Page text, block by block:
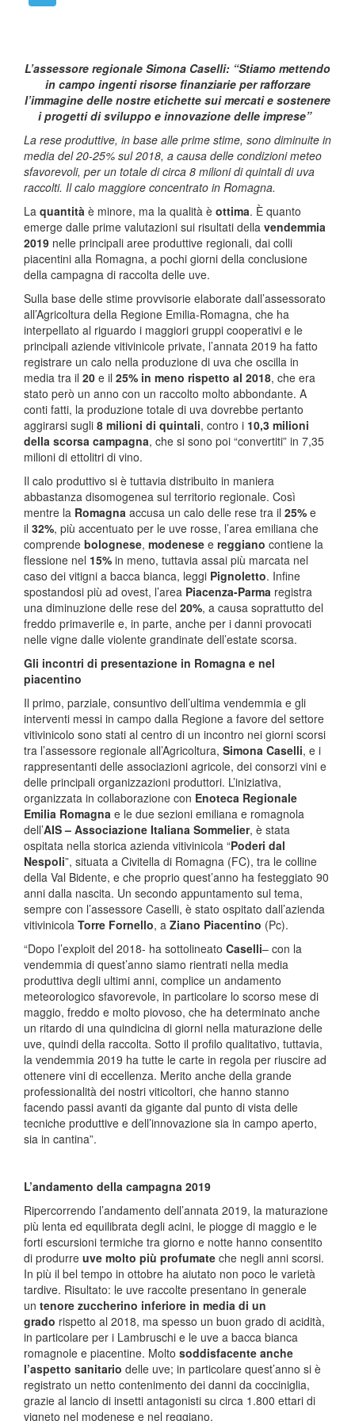
L’assessore regionale Simona Caselli: “Stiamo mettendo
in campo ingenti risorse finanziarie per rafforzare
l’immagine delle nostre etichette sui mercati e sostenere
i progetti di sviluppo e innovazione delle imprese”
La rese produttive, in base alle prime stime, sono diminuite in
media del 20-25% sul 2018, a causa delle condizioni meteo
sfavorevoli, per un totale di circa 8 milioni di quintali di uva
raccolti. Il calo maggiore concentrato in Romagna.
La quantità è minore, ma la qualità è ottima. È quanto
emerge dalle prime valutazioni sui risultati della vendemmia
2019 nelle principali aree produttive regionali, dai colli
piacentini alla Romagna, a pochi giorni della conclusione
della campagna di raccolta delle uve.
Sulla base delle stime provvisorie elaborate dall’assessorato
all’Agricoltura della Regione Emilia-Romagna, che ha
interpellato al riguardo i maggiori gruppi cooperativi e le
principali aziende vitivinicole private, l’annata 2019 ha fatto
registrare un calo nella produzione di uva che oscilla in
media tra il 20 e il 25% in meno rispetto al 2018, che era
stato però un anno con un raccolto molto abbondante. A
conti fatti, la produzione totale di uva dovrebbe pertanto
aggirarsi sugli 8 milioni di quintali, contro i 10,3 milioni
della scorsa campagna, che si sono poi “convertiti” in 7,35
milioni di ettolitri di vino.
Il calo produttivo si è tuttavia distribuito in maniera
abbastanza disomogenea sul territorio regionale. Così
mentre la Romagna accusa un calo delle rese tra il 25% e
il 32%, più accentuato per le uve rosse, l’area emiliana che
comprende bolognese, modenese e reggiano contiene la
flessione nel 15% in meno, tuttavia assai più marcata nel
caso dei vitigni a bacca bianca, leggi Pignoletto. Infine
spostandosi più ad ovest, l’area Piacenza-Parma registra
una diminuzione delle rese del 20%, a causa soprattutto del
freddo primaverile e, in parte, anche per i danni provocati
nelle vigne dalle violente grandinate dell’estate scorsa.
Gli incontri di presentazione in Romagna e nel
piacentino
Il primo, parziale, consuntivo dell’ultima vendemmia e gli
interventi messi in campo dalla Regione a favore del settore
vitivinicolo sono stati al centro di un incontro nei giorni scorsi
tra l’assessore regionale all’Agricoltura, Simona Caselli, e i
rappresentanti delle associazioni agricole, dei consorzi vini e
delle principali organizzazioni produttori. L’iniziativa,
organizzata in collaborazione con Enoteca Regionale
Emilia Romagna e le due sezioni emiliana e romagnola
dell’AIS – Associazione Italiana Sommelier, è stata
ospitata nella storica azienda vitivinicola “Poderi dal
Nespoli”, situata a Civitella di Romagna (FC), tra le colline
della Val Bidente, e che proprio quest’anno ha festeggiato 90
anni dalla nascita. Un secondo appuntamento sul tema,
sempre con l’assessore Caselli, è stato ospitato dall’azienda
vitivinicola Torre Fornello, a Ziano Piacentino (Pc).
“Dopo l’exploit del 2018- ha sottolineato Caselli– con la
vendemmia di quest’anno siamo rientrati nella media
produttiva degli ultimi anni, complice un andamento
meteorologico sfavorevole, in particolare lo scorso mese di
maggio, freddo e molto piovoso, che ha determinato anche
un ritardo di una quindicina di giorni nella maturazione delle
uve, quindi della raccolta. Sotto il profilo qualitativo, tuttavia,
la vendemmia 2019 ha tutte le carte in regola per riuscire ad
ottenere vini di eccellenza. Merito anche della grande
professionalità dei nostri viticoltori, che hanno stanno
facendo passi avanti da gigante dal punto di vista delle
tecniche produttive e dell’innovazione sia in campo aperto,
sia in cantina”.
L’andamento della campagna 2019
Ripercorrendo l’andamento dell’annata 2019, la maturazione
più lenta ed equilibrata degli acini, le piogge di maggio e le
forti escursioni termiche tra giorno e notte hanno consentito
di produrre uve molto più profumate che negli anni scorsi.
In più il bel tempo in ottobre ha aiutato non poco le varietà
tardive. Risultato: le uve raccolte presentano in generale
un tenore zuccherino inferiore in media di un
grado rispetto al 2018, ma spesso un buon grado di acidità,
in particolare per i Lambruschi e le uve a bacca bianca
romagnole e piacentine. Molto soddisfacente anche
l’aspetto sanitario delle uve; in particolare quest’anno si è
registrato un netto contenimento dei danni da cocciniglia,
grazie al lancio di insetti antagonisti su circa 1.800 ettari di
vigneto nel modenese e nel reggiano.